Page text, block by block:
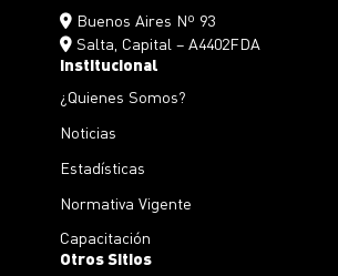
Buenos Aires Nº 93
Salta, Capital – A4402FDA
Institucional
¿Quienes Somos?
Noticias
Estadísticas
Normativa Vigente
Capacitación
Otros Sitios